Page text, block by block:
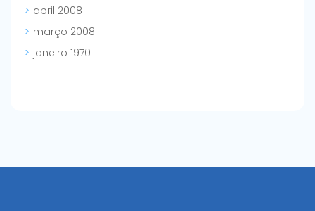
abril 2008
março 2008
janeiro 1970